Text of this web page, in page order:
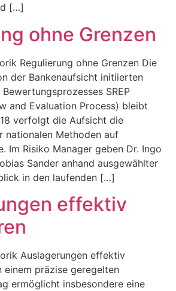
[…]
ohne Grenzen
Regulierung ohne Grenzen Die
der Bankenaufsicht initiierten
SREP
and Evaluation Process) bleibt
verfolgt die Aufsicht die
nationalen Methoden auf
Im Risiko Manager geben Dr. Ingo
Sander anhand ausgewählter
in den laufenden […]
effektiv
Auslagerungen effektiv
einem präzise geregelten
ermöglicht insbesondere eine